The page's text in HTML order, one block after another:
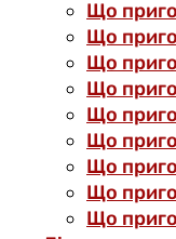
Що
Що
Що
Що
Що
Що
Що
Що
Що